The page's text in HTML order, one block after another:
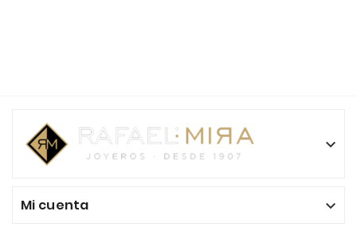

Mi cuenta 